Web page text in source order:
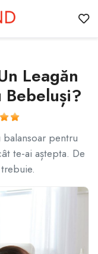
Leagăn
Bebeluși?
pentru
te-ai aștepta. De